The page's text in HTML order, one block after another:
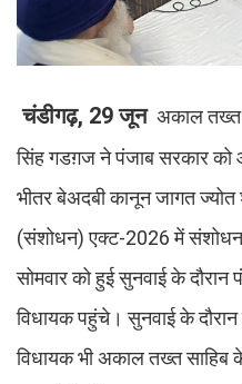
चंडीगढ़, 29 जून अकाल तख्त
सिंह गडग़ज ने पंजाब सरकार को
भीतर बेअदबी कानून जागत
(संशोधन) एक्ट-2026 में
सोमवार को हुई सुनवाई के
विधायक पहुंचे। सुनवाई के
विधायक भी अकाल तख्त